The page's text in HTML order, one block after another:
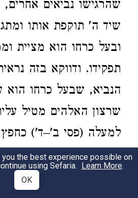
שהרגישו נביאים אחרים,
שיד ה' תוקפת אותו
ובעל כרחו הוא מציית
תפקידו. ודווקא בזה
הנביא, שבעל כרחו
שרצון האלהים מטיל
למעלה (פסי ב'–ד')
לצורה באות הראשון,
נזכר כמכשיר ואמצעי
the best experience possible on
using Sefaria. Learn More.
OK